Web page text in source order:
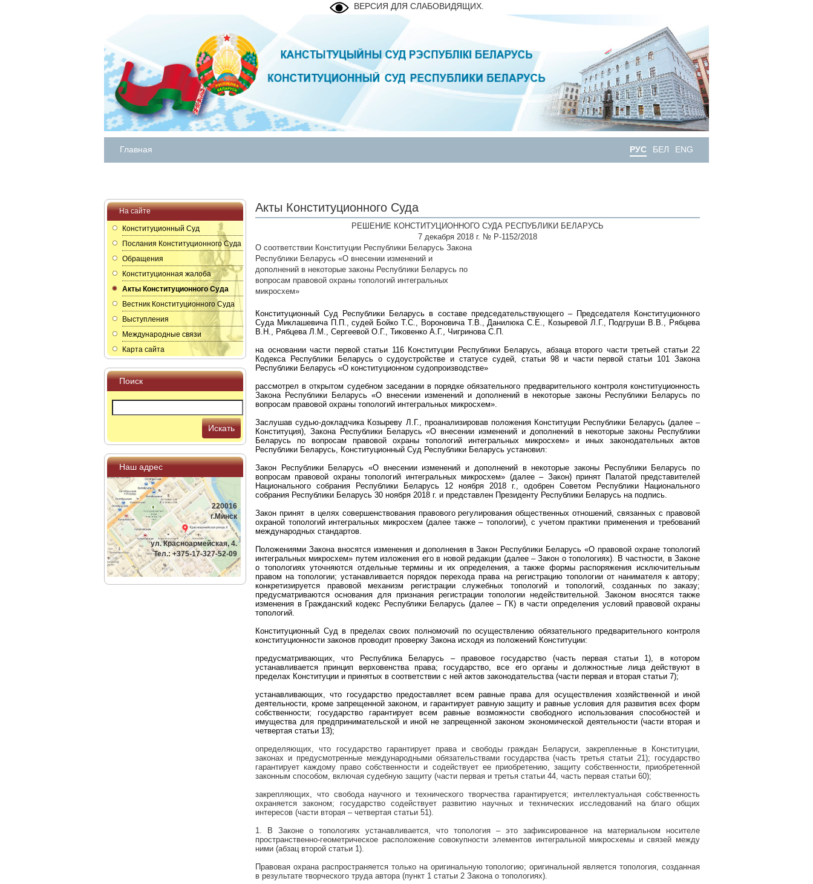
ВЕРСИЯ ДЛЯ СЛАБОВИДЯЩИХ.
Главная РУС БЕЛ ENG
На сайте
Конституционный Суд
Послания Конституционного Суда
Обращения
Конституционная жалоба
Акты Конституционного Суда
Вестник Конституционного Суда
Выступления
Международные связи
Карта сайта
Поиск
Искать
Наш адрес
220016
г.Минск
ул. Красноармейская, 4.
Тел.: +375-17-327-52-09
Акты Конституционного Суда
РЕШЕНИЕ КОНСТИТУЦИОННОГО СУДА РЕСПУБЛИКИ БЕЛАРУСЬ
7 декабря 2018 г. № Р-1152/2018
О соответствии Конституции Республики Беларусь Закона
Республики Беларусь «О внесении изменений и
дополнений в некоторые законы Республики Беларусь по
вопросам правовой охраны топологий интегральных
микросхем»
Конституционный Суд Республики Беларусь в составе председательствующего – Председателя Конституционного
Суда Миклашевича П.П., судей Бойко Т.С., Вороновича Т.В., Данилюка С.Е., Козыревой Л.Г., Подгруши В.В., Рябцева
В.Н., Рябцева Л.М., Сергеевой О.Г., Тиковенко А.Г., Чигринова С.П.
на основании части первой статьи 116 Конституции Республики Беларусь, абзаца второго части третьей статьи 22
Кодекса Республики Беларусь о судоустройстве и статусе судей, статьи 98 и части первой статьи 101 Закона
Республики Беларусь «О конституционном судопроизводстве»
рассмотрел в открытом судебном заседании в порядке обязательного предварительного контроля конституционность
Закона Республики Беларусь «О внесении изменений и дополнений в некоторые законы Республики Беларусь по
вопросам правовой охраны топологий интегральных микросхем».
Заслушав судью-докладчика Козыреву Л.Г., проанализировав положения Конституции Республики Беларусь (далее –
Конституция), Закона Республики Беларусь «О внесении изменений и дополнений в некоторые законы Республики
Беларусь по вопросам правовой охраны топологий интегральных микросхем» и иных законодательных актов
Республики Беларусь, Конституционный Суд Республики Беларусь установил:
Закон Республики Беларусь «О внесении изменений и дополнений в некоторые законы Республики Беларусь по
вопросам правовой охраны топологий интегральных микросхем» (далее – Закон) принят Палатой представителей
Национального собрания Республики Беларусь 12 ноября 2018 г., одобрен Советом Республики Национального
собрания Республики Беларусь 30 ноября 2018 г. и представлен Президенту Республики Беларусь на подпись.
Закон принят
в целях совершенствования правового регулирования общественных отношений, связанных с правовой
охраной топологий интегральных микросхем (далее также – топологии), с учетом практики применения и требований
международных стандартов.
Положениями Закона вносятся изменения и дополнения в Закон Республики Беларусь «О правовой охране топологий
интегральных микросхем» путем изложения его в новой редакции (далее – Закон о топологиях). В частности, в Законе
о топологиях уточняются отдельные термины и их определения, а также формы распоряжения исключительным
правом на топологии; устанавливается порядок перехода права на регистрацию топологии от нанимателя к автору;
конкретизируется правовой механизм регистрации служебных топологий и топологий, созданных по заказу;
предусматриваются основания для признания регистрации топологии недействительной. Законом вносятся также
изменения в Гражданский кодекс Республики Беларусь (далее – ГК) в части определения условий правовой охраны
топологий.
Конституционный Суд в пределах своих полномочий по осуществлению обязательного предварительного контроля
конституционности законов проводит проверку Закона исходя из положений Конституции:
предусматривающих, что Республика Беларусь – правовое государство (часть первая статьи 1), в котором
устанавливается принцип верховенства права; государство, все его органы и должностные лица действуют в
пределах Конституции и принятых в соответствии с ней актов законодательства (части первая и вторая статьи 7);
устанавливающих, что государство предоставляет всем равные права для осуществления хозяйственной и иной
деятельности, кроме запрещенной законом, и гарантирует равную защиту и равные условия для развития всех форм
собственности; государство гарантирует всем равные возможности свободного использования способностей и
имущества для предпринимательской и иной не запрещенной законом экономической деятельности (части вторая и
четвертая статьи 13);
определяющих, что государство гарантирует права и свободы граждан Беларуси, закрепленные в Конституции,
законах и предусмотренные международными обязательствами государства (часть третья статьи 21); государство
гарантирует каждому право собственности и содействует ее приобретению, защиту собственности, приобретенной
законным способом, включая судебную защиту (части первая и третья статьи 44, часть первая статьи 60);
закрепляющих, что свобода научного и технического творчества гарантируется; интеллектуальная собственность
охраняется законом; государство содействует развитию научных и технических исследований на благо общих
интересов (части вторая – четвертая статьи 51).
1. В Законе о топологиях устанавливается, что топология – это зафиксированное на материальном носителе
пространственно-геометрическое расположение совокупности элементов интегральной микросхемы и связей между
ними (абзац второй статьи 1).
Правовая охрана распространяется только на оригинальную топологию; оригинальной является топология, созданная
в результате творческого труда автора (пункт 1 статьи 2 Закона о топологиях).